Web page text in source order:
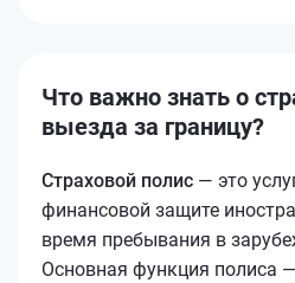
Что важно знать о
выезда за границу?
Страховой полис — это
финансовой защите
время пребывания в
Основная функция полиса